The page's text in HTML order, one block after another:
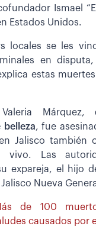
Ismael
Estados Unidos.
locales se les
en
estas
Márquez,
belleza, fue
Jalisco también
vivo. Las
expareja, el hijo
Nueva
de 100
causados por